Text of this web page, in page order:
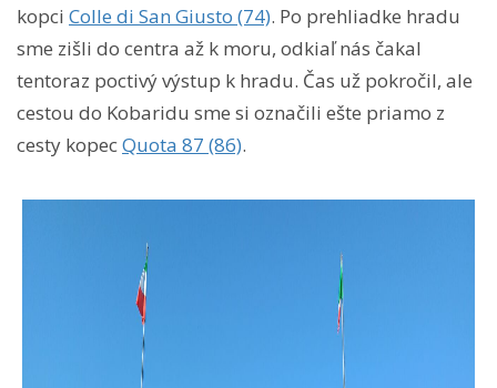
kopci Colle di San Giusto (74). Po prehliadke hradu
sme zišli do centra až k moru, odkiaľ nás čakal
tentoraz poctivý výstup k hradu. Čas už pokročil, ale
cestou do Kobaridu sme si označili ešte priamo z
cesty kopecQuota 87 (86).